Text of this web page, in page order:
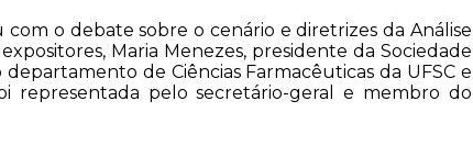
o debate sobre o cenário e diretrizes da Análise
Maria Menezes, presidente da Sociedade
de Ciências Farmacêuticas da UFSC e
representada pelo secretário-geral e membro do